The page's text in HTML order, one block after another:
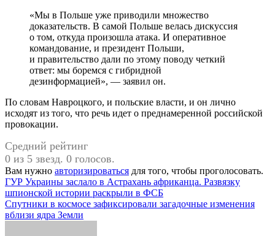
«Мы в Польше уже приводили множество
доказательств. В самой Польше велась дискуссия
о том, откуда произошла атака. И оперативное
командование, и президент Польши,
и правительство дали по этому поводу четкий
ответ: мы боремся с гибридной
дезинформацией», — заявил он.
По словам Навроцкого, и польские власти, и он лично
исходят из того, что речь идет о преднамеренной российской
провокации.
Средний рейтинг
0 из 5 звезд. 0 голосов.
Вам нужно авторизироваться для того, чтобы проголосовать.
Навигация
по
записям
ГУР Украины заслало в Астрахань африканца. Развязку
шпионской истории раскрыли в ФСБ
Спутники в космосе зафиксировали загадочные изменения
вблизи ядра Земли